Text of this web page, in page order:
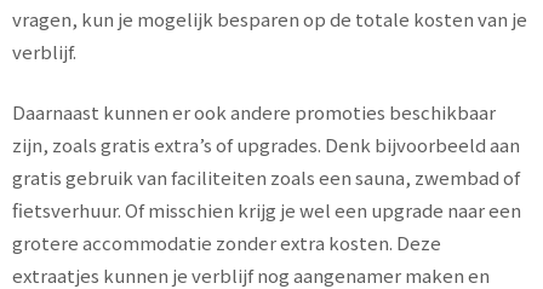
vragen, kun je mogelijk besparen op de totale kosten van je
verblijf.
Daarnaast kunnen er ook andere promoties beschikbaar
zijn, zoals gratis extra’s of upgrades. Denk bijvoorbeeld aan
gratis gebruik van faciliteiten zoals een sauna, zwembad of
fietsverhuur. Of misschien krijg je wel een upgrade naar een
grotere accommodatie zonder extra kosten. Deze
extraatjes kunnen je verblijf nog aangenamer maken en